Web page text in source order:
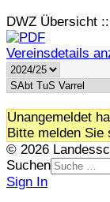
DWZ Übersicht
Vereinsdetails
Unangemeldet
Bitte melden Sie
© 2026
Suchen
Sign In